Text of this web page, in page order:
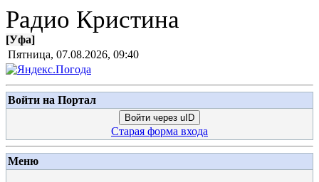
Радио Кристина
[Уфа]
Пятница, 07.08.2026, 09:40
Войти на Портал
Войти через uID
Старая форма входа
Меню